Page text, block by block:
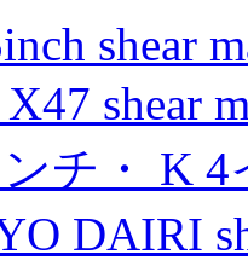
shear
shear
チ・ K
DAIRI